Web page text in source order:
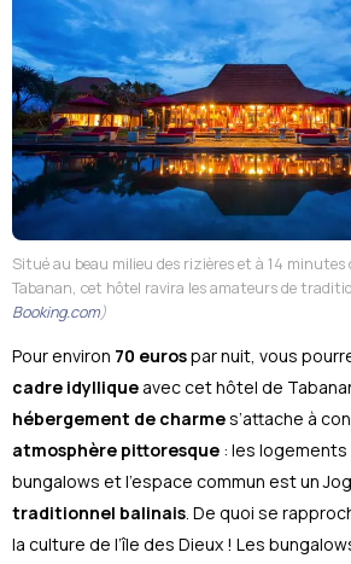
Situé au beau milieu des rizières et à 14 minutes
Tabanan, cet hôtel ravira les amateurs de
Booking.com)
Pour environ 70 eurospar nuit, vous
cadre idyllique avec cet hôtel de
hébergement de charmes’attache à
atmosphère pittoresque : les
bungalows et l’espace commun est un
traditionnel balinais. De quoi se
la culture de l’île des Dieux ! Les